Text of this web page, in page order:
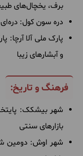
برف، یخچال‌های
دره سون کول: دره‌ای
پارک ملی آلا آرچا:
و آبشارهای زیبا
فرهنگ و تاریخ:
شهر بیشکک:
بازارهای سنتی
شهر اوش: دومین